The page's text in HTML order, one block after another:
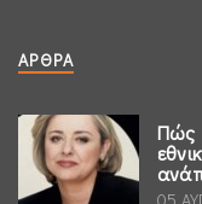
ΆΡΘΡΑ
Πώς